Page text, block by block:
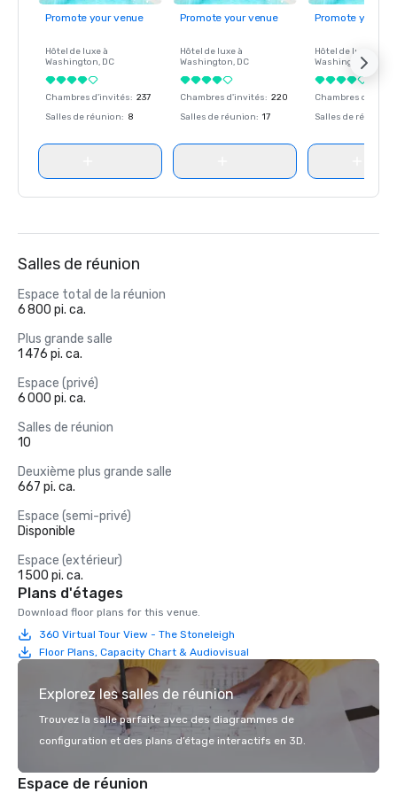
Promote your venue
Hôtel de luxe à
Washington, DC
Chambres d'invités: 237
Salles de réunion: 8
Promote your venue
Hôtel de luxe à
Washington, DC
Chambres d'invités: 220
Salles de réunion: 17
Promote your
Hôtel de luxe à
Washington
Chambres
Salles de réunion
Salles de réunion
Espace total de la réunion
6 800 pi. ca.
Plus grande salle
1 476 pi. ca.
Espace (privé)
6 000 pi. ca.
Salles de réunion
10
Deuxième plus grande salle
667 pi. ca.
Espace (semi-privé)
Disponible
Espace (extérieur)
1 500 pi. ca.
Plans d'étages
Download floor plans for this venue.
360 Virtual Tour View - The Stoneleigh
Floor Plans, Capacity Chart & Audiovisual
Explorez les salles de réunion
Trouvez la salle parfaite avec des diagrammes de
configuration et des plans d’étage interactifs en 3D.
Espace de réunion